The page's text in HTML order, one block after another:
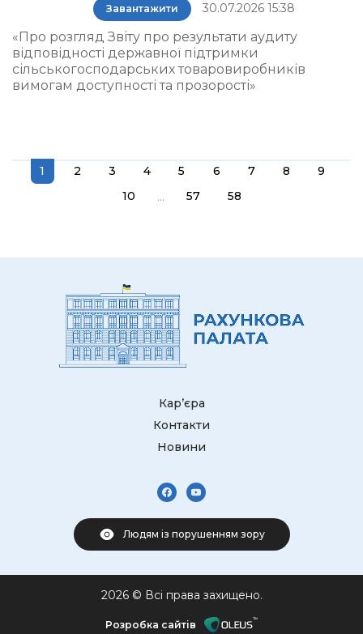
Завантажити 30.07.2026 15:38
«Про розгляд Звіту про результати аудиту
відповідності державної підтримки
сільськогосподарських товаровиробників
вимогам доступності та прозорості»
1 2 3 4 5 6 7 8
9
10
... 57 58
Кар’єра
Контакти
Новини
Людям із порушенням зору
2026 © Всі права захищено.
Розробка сайтів